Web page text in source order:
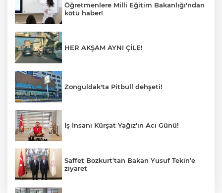
Öğretmenlere Milli Eğitim Bakanlığı'ndan
kötü haber!
HER AKŞAM AYNI ÇİLE!
Zonguldak'ta Pitbull dehşeti!
İş İnsanı Kürşat Yağız'ın Acı Günü!
Saffet Bozkurt'tan Bakan Yusuf Tekin’e
ziyaret